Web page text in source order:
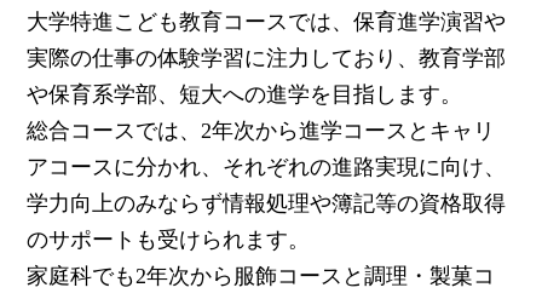
大学特進こども教育コースでは、保育進学演習や
実際の仕事の体験学習に注力しており、教育学部
や保育系学部、短大への進学を目指します。
総合コースでは、2年次から進学コースとキャリ
アコースに分かれ、それぞれの進路実現に向け、
学力向上のみならず情報処理や簿記等の資格取得
のサポートも受けられます。
家庭科でも2年次から服飾コースと調理・製菓コ